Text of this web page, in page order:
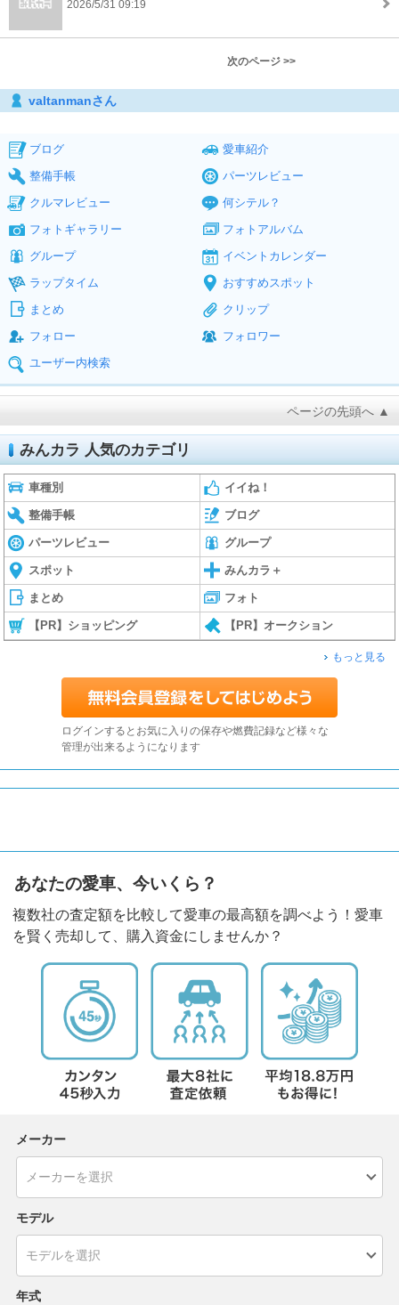
2026/5/31 09:19
次のページ >>
valtanmanさん
ブログ
愛車紹介
整備手帳
パーツレビュー
クルマレビュー
何シテル？
フォトギャラリー
フォトアルバム
グループ
イベントカレンダー
ラップタイム
おすすめスポット
まとめ
クリップ
フォロー
フォロワー
ユーザー内検索
ページの先頭へ ▲
みんカラ 人気のカテゴリ
車種別 イイね！
整備手帳 ブログ
パーツレビュー グループ
スポット みんカラ＋
まとめ フォト
【PR】ショッピング 【PR】オークション
もっと見る
ログインするとお気に入りの保存や燃費記録など様々な
管理が出来るようになります
あなたの愛車、今いくら？
複数社の査定額を比較して愛車の最高額を調べよう！愛車
を賢く売却して、購入資金にしませんか？
メーカー
モデル
年式